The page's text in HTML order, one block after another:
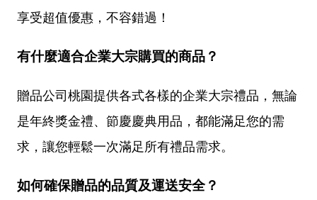
享受超值優惠，不容錯過！
有什麼適合企業大宗購買的商品？
贈品公司桃園提供各式各樣的企業大宗禮品，無論
是年終獎金禮、節慶慶典用品，都能滿足您的需
求，讓您輕鬆一次滿足所有禮品需求。
如何確保贈品的品質及運送安全？